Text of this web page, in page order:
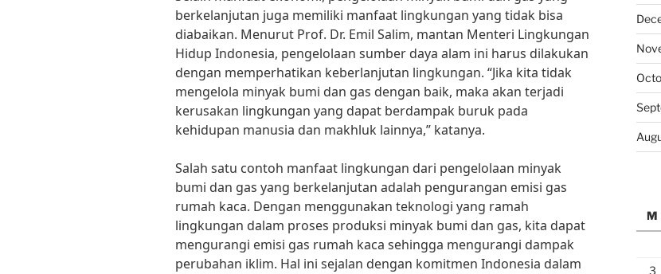
berkelanjutan juga memiliki manfaat lingkungan yang tidak bisa
diabaikan. Menurut Prof. Dr. Emil Salim, mantan Menteri Lingkungan
Hidup Indonesia, pengelolaan sumber daya alam ini harus dilakukan
dengan memperhatikan keberlanjutan lingkungan. “Jika kita tidak
mengelola minyak bumi dan gas dengan baik, maka akan terjadi
kerusakan lingkungan yang dapat berdampak buruk pada
kehidupan manusia dan makhluk lainnya,” katanya.
Salah satu contoh manfaat lingkungan dari pengelolaan minyak
bumi dan gas yang berkelanjutan adalah pengurangan emisi gas
rumah kaca. Dengan menggunakan teknologi yang ramah
lingkungan dalam proses produksi minyak bumi dan gas, kita dapat
mengurangi emisi gas rumah kaca sehingga mengurangi dampak
perubahan iklim. Hal ini sejalan dengan komitmen Indonesia dalam
M
3